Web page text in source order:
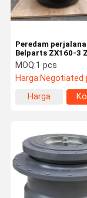
Peredam
Belparts ZX160-3
1 ZX110M 4359799
gearbox reduksi
untuk hitachi
MOQ:1 pcs
Harga:Negotiated
Harga